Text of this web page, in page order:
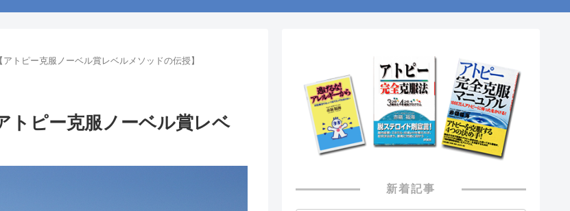
訪問相談・サポート～
トピー克服ノーベル賞レベルメソッドの伝授】
トピー克服ノーベル賞レベ
新着記事